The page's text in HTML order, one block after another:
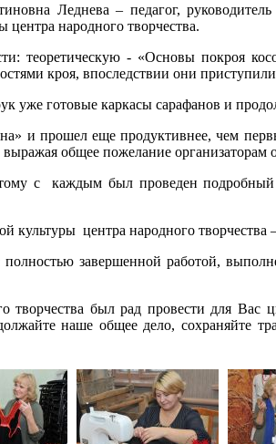
Леднева – педагог,
народного творчества.
теоретическую - «Основы покроя
кроя, впоследствии они
уже готовые каркасы сарафанов и
и прошел еще продуктивнее, чем
общее пожелание
с каждым был проведен
культуры центра народного
завершенной работой,
творчества был рад провести для
наше общее дело, сохраняйте